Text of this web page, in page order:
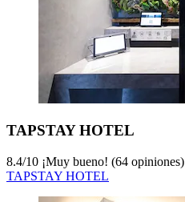
TAPSTAY HOTEL
8.4/10 ¡Muy bueno! (64 opiniones)
TAPSTAY HOTEL